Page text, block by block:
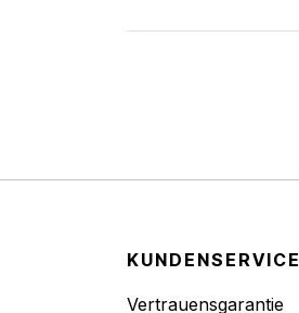
KUNDENSERVICE
Vertrauensgarantie